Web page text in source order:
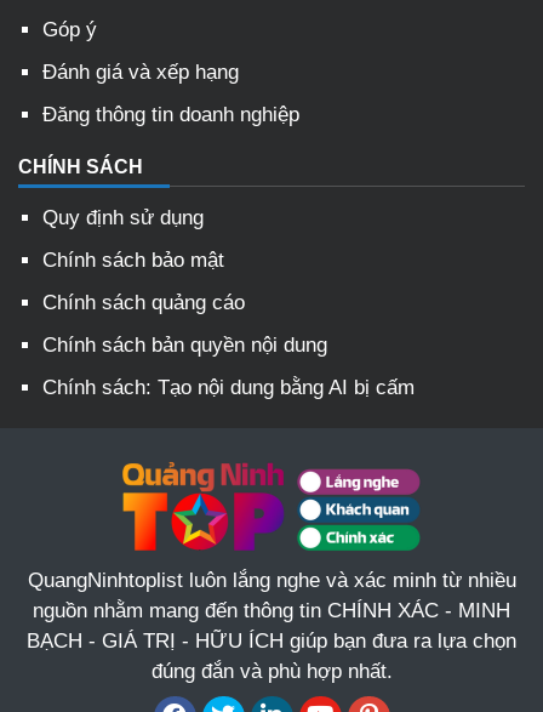
Góp ý
Đánh giá và xếp hạng
Đăng thông tin doanh nghiệp
CHÍNH SÁCH
Quy định sử dụng
Chính sách bảo mật
Chính sách quảng cáo
Chính sách bản quyền nội dung
Chính sách: Tạo nội dung bằng AI bị cấm
QuangNinhtoplist luôn lắng nghe và xác minh từ nhiều
nguồn nhằm mang đến thông tin CHÍNH XÁC - MINH
BẠCH - GIÁ TRỊ - HỮU ÍCH giúp bạn đưa ra lựa chọn
đúng đắn và phù hợp nhất.